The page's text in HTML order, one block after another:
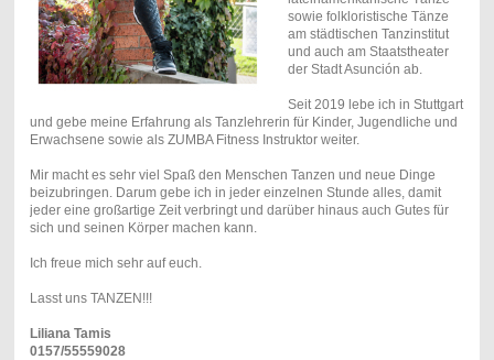
sowie folkloristische Tänze
am städtischen Tanzinstitut
und auch am Staatstheater
der Stadt Asunción ab.
Seit 2019 lebe ich in Stuttgart
und gebe meine Erfahrung als Tanzlehrerin für Kinder, Jugendliche und
Erwachsene sowie als ZUMBA Fitness Instruktor weiter.
Mir macht es sehr viel Spaß den Menschen Tanzen und neue Dinge
beizubringen. Darum gebe ich in jeder einzelnen Stunde alles, damit
jeder eine großartige Zeit verbringt und darüber hinaus auch Gutes für
sich und seinen Körper machen kann.
Ich freue mich sehr auf euch.
Lasst uns TANZEN!!!
Liliana Tamis
0157/55559028